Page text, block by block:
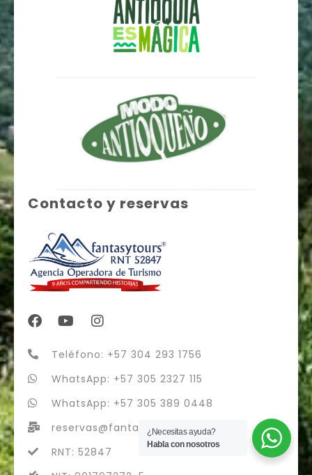
Contacto y reservas
Teléfono: +57 304 293 1756
WhatsApp: +57 305 2327 115
WhatsApp: +57 305 389 0448
reservas@fantasytours.co
RNT: 52847
¿Necesitas ayuda?
Habla con nosotros